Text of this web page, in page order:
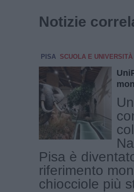
Notizie
PISA SCUOLA E UNIVERSITÀ
Pisa è
riferimento
chiocciole più